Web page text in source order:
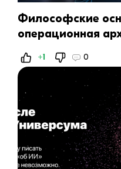
Философские
операционная
для эпохи ИИ
+1 0